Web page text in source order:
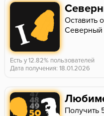
Оставить
Северный
Есть у 12.82% пользователей
Дата получения: 18.01.2026
Получить